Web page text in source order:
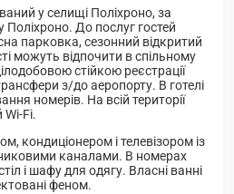
у селищі Поліхроно, за
Поліхроно. До послуг гостей
парковка, сезонний відкритий
можуть відпочити в спільному
стійкою реєстрації
з/до аеропорту. В готелі
номерів. На всій території
Wi-Fi.
кондиціонером і телевізором із
каналами. В номерах
і шафу для одягу. Власні ванні
феном.